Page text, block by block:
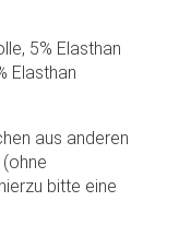
5% Elasthan
Elasthan
aus anderen
bitte eine